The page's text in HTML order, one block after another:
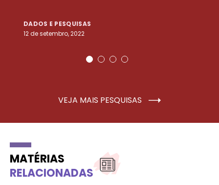
DADOS E PESQUISAS
12 de setembro, 2022
VEJA MAIS PESQUISAS
MATÉRIAS
RELACIONADAS